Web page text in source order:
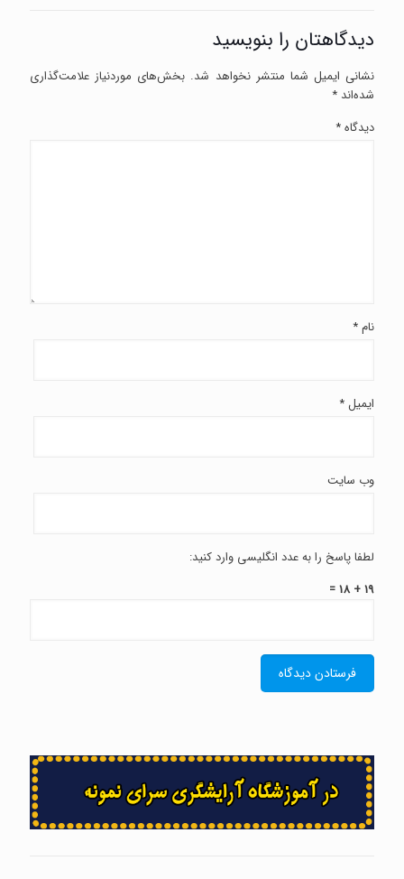
دیدگاهتان را بنویسید
نشانی ایمیل شما منتشر نخواهد شد. بخش‌های موردنیاز علامت‌گذاری
شده‌اند *
دیدگاه*
نام*
ایمیل *
وب‌ سایت
لطفا پاسخ را به عدد انگلیسی وارد کنید:
19 + 18 =